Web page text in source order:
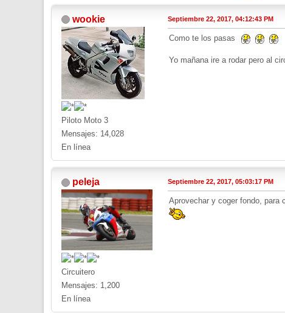
wookie
Piloto Moto 3
Mensajes: 14,028
En línea
Septiembre 22, 2017, 04:12:43 PM
Como te los pasas
Yo mañana ire a rodar pero al
peleja
Circuitero
Mensajes: 1,200
En línea
Septiembre 22, 2017, 05:03:17 PM
Aprovechar y coger fondo, para